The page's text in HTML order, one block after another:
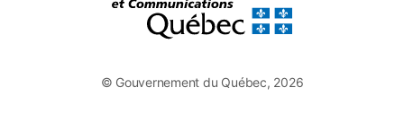
© Gouvernement du Québec, 2026